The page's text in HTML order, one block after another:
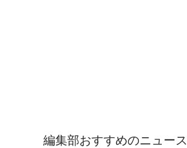
編集部おすすめのニュース